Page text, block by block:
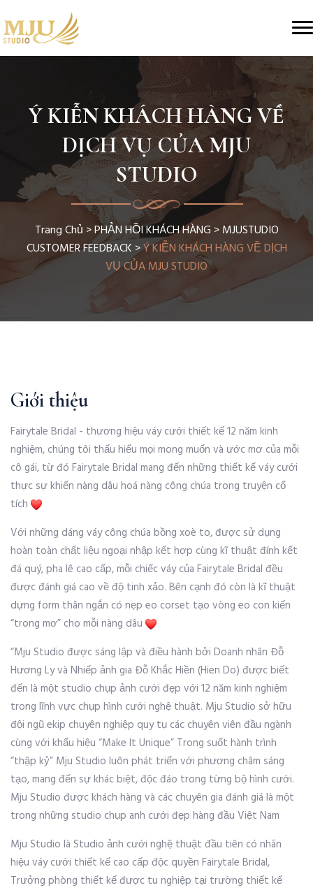
Ý KIỄN KHÁCH HÀNG VỀ
DỊCH VỤ CỦA MJU
STUDIO
Trang Chủ >PHẢN HỒI KHÁCH HÀNG > MJUSTUDIO
CUSTOMER FEEDBACK >Ý KIỄN KHÁCH HÀNG VỀ DỊCH
VỤ CỦA MJU STUDIO
Giới thiệu
Fairytale Bridal - thương hiệu váy cưới thiết kế 12 năm kinh
nghiệm, chúng tôi thấu hiểu mọi mong muốn và ước mơ của mỗi
cô gái, từ đó Fairytale Bridal mang đến những thiết kế váy cưới
thực sự khiến nàng dâu hoá nàng công chúa trong truyện cổ
tích
Với những dáng váy công chúa bồng xoè to, được sử dụng
hoàn toàn chất liệu ngoại nhập kết hợp cùng kĩ thuật đính kết
đá quý, pha lê cao cấp, mỗi chiếc váy của Fairytale Bridal đều
được đánh giá cao về độ tinh xảo. Bên cạnh đó còn là kĩ thuật
dựng form thân ngắn có nẹp eo corset tạo vòng eo con kiến
“trong mơ” cho mỗi nàng dâu
“Mju Studio được sáng lập và điều hành bởi Doanh nhân Đỗ
Hương Ly và Nhiếp ảnh gia Đỗ Khắc Hiền (Hien Do) được biết
đến là một studio chụp ảnh cưới đẹp với 12 năm kinh nghiệm
trong lĩnh vực chụp hình cưới nghệ thuật. Mju Studio sở hữu
đội ngũ ekip chuyên nghiệp quy tụ các chuyên viên đầu ngành
cùng với khẩu hiệu “Make It Unique” Trong suốt hành trình
“thập kỷ” Mju Studio luôn phát triển với phương châm sáng
tạo, mang đến sự khác biệt, độc đáo trong từng bộ hình cưới.
Mju Studio được khách hàng và các chuyên gia đánh giá là một
trong những studio chụp anh cưới đẹp hàng đầu Việt Nam
Mju Studio là Studio ảnh cưới nghệ thuật đầu tiên có nhãn
hiệu váy cưới thiết kế cao cấp độc quyền Fairytale Bridal,
Trưởng phòng thiết kế được tu nghiệp tại trường thiết kế